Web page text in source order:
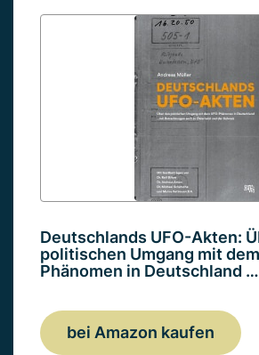
Deutschlands UFO-Akten:
politischen Umgang mit
Phänomen in Deutschland …
bei Amazon kaufen